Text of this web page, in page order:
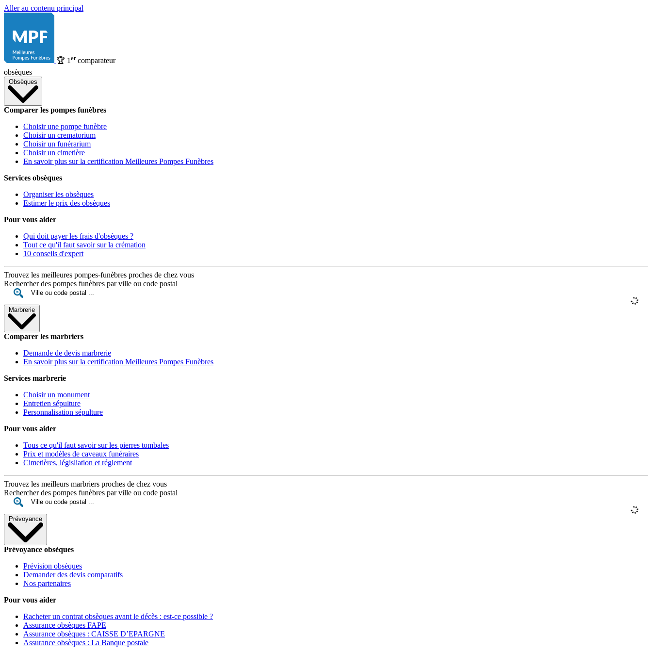
Aller au contenu principal
🏆 1 ercomparateur
obsèques
Obsèques
Comparer les pompes funèbres
Choisir une pompe funèbre
Choisir un crematorium
Choisir un funérarium
Choisir un cimetière
En savoir plus sur la certification Meilleures Pompes Funèbres
Services obsèques
Organiser les obsèques
Estimer le prix des obsèques
Pour vous aider
Qui doit payer les frais d'obsèques ?
Tout ce qu'il faut savoir sur la crémation
10 conseils d'expert
Trouvez les meilleures pompes-funèbres proches de chez vous
Rechercher des pompes funèbres par ville ou code postal
Marbrerie
Comparer les marbriers
Demande de devis marbrerie
En savoir plus sur la certification Meilleures Pompes Funèbres
Services marbrerie
Choisir un monument
Entretien sépulture
Personnalisation sépulture
Pour vous aider
Tous ce qu'il faut savoir sur les pierres tombales
Prix et modèles de caveaux funéraires
Cimetières, législiation et réglement
Trouvez les meilleurs marbriers proches de chez vous
Rechercher des pompes funèbres par ville ou code postal
Prévoyance
Prévoyance obsèques
Prévision obsèques
Demander des devis comparatifs
Nos partenaires
Pour vous aider
Racheter un contrat obsèques avant le décès : est-ce possible ?
Assurance obsèques FAPE
Assurance obsèques : CAISSE D’EPARGNE
Assurance obsèques : La Banque postale